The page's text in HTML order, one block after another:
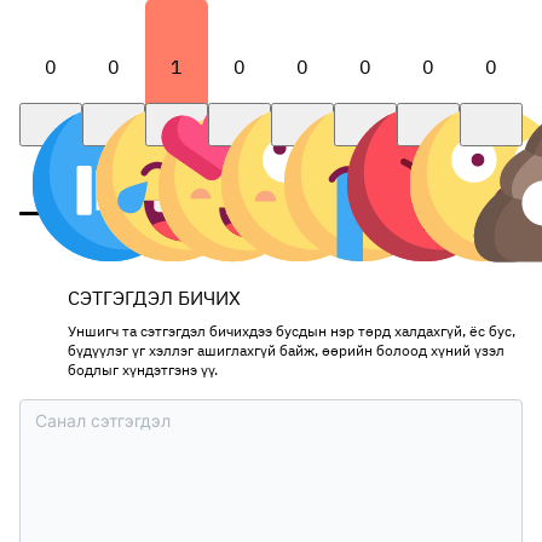
0 0 1 0 0 0 0 0
СЭТГЭГДЭЛ БИЧИХ
Уншигч та сэтгэгдэл бичихдээ бусдын нэр төрд халдахгүй, ёс бус,
бүдүүлэг үг хэллэг ашиглахгүй байж, өөрийн болоод хүний үзэл
бодлыг хүндэтгэнэ үү.